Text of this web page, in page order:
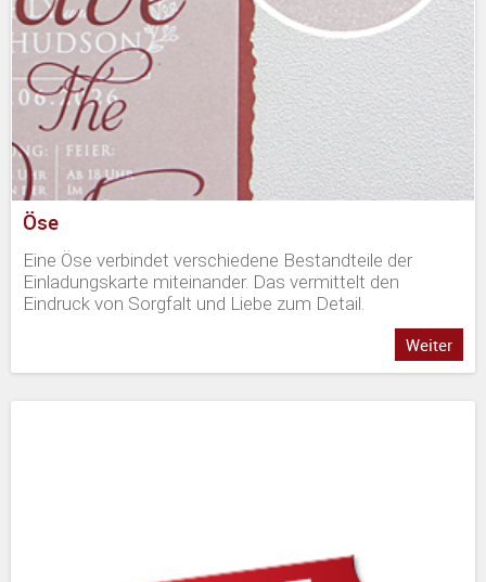
Öse
Eine Öse verbindet verschiedene Bestandteile der
Einladungskarte miteinander. Das vermittelt den
Eindruck von Sorgfalt und Liebe zum Detail.
Weiter